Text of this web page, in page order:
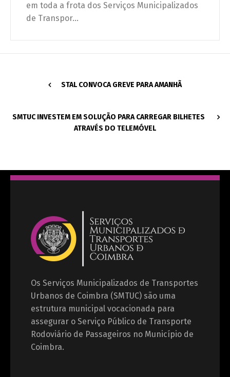
em toda a frota dos Serviços Municipalizados
de Transpor...
STAL CONVOCA GREVE PARA AMANHÃ
SMTUC INVESTEM EM SOLUÇÃO PARA CARREGAR BILHETES
ATRAVÉS DO TELEMÓVEL
Os Serviços Municipalizados de Transportes
Urbanos de Coimbra (SMTUC) são uma
estrutura municipal vocacionada para
assegurar o Serviço Público de Transporte
Rodoviário de Passageiros no Município de
Coimbra.